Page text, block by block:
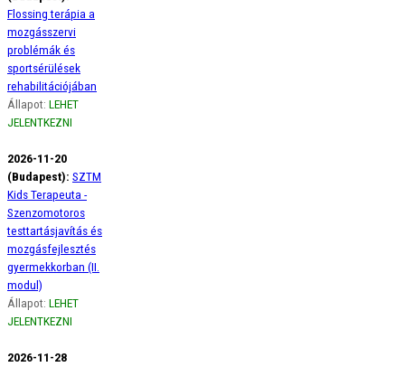
Flossing terápia a
mozgásszervi
problémák és
sportsérülések
rehabilitációjában
Állapot: LEHET
JELENTKEZNI
2026-11-20
(Budapest): SZTM
Kids Terapeuta -
Szenzomotoros
testtartásjavítás és
mozgásfejlesztés
gyermekkorban (II.
modul)
Állapot: LEHET
JELENTKEZNI
2026-11-28